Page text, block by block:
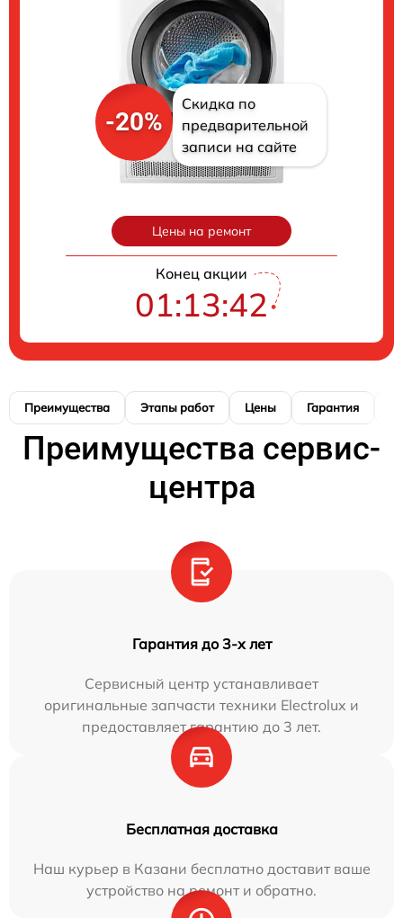
-20%
Скидка по
предварительной
записи на сайте
Цены на ремонт
Конец акции
01:13:41
Преимущества Этапы работ Цены Гарантия
Преимущества сервис-
центра
Гарантия до 3-х лет
Сервисный центр устанавливает
оригинальные запчасти техники Electrolux и
предоставляет гарантию до 3 лет.
Бесплатная доставка
Наш курьер в Казани бесплатно доставит ваше
устройство на ремонт и обратно.